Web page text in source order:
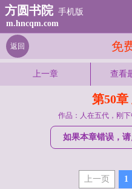
方圆书院 手机版
m.hncqm.com
免
返回
上一章 查看
第50章
作品：人在五代，刚
如果本章错误，
上一页 1